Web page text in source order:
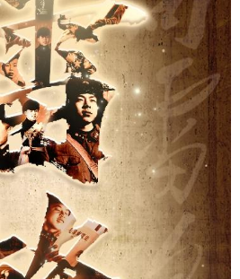
海南 重庆
云南 西藏
青海 宁夏
黑龙江
Français عربى